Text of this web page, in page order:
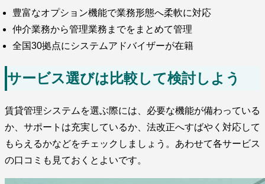
豊富なオプション機能で業務形態へ柔軟に対応
仲介業務から管理業務までをまとめて管理
全国30拠点にシステムアドバイザーが在籍
サービス選びは比較して検討しよう
賃貸管理システムを選ぶ際には、必要な機能が備わっている
か、サポートは充実しているか、法改正へすばやく対応して
もらえるかなどをチェックしましょう。あわせて各サービス
の口コミも見ておくとよいです。